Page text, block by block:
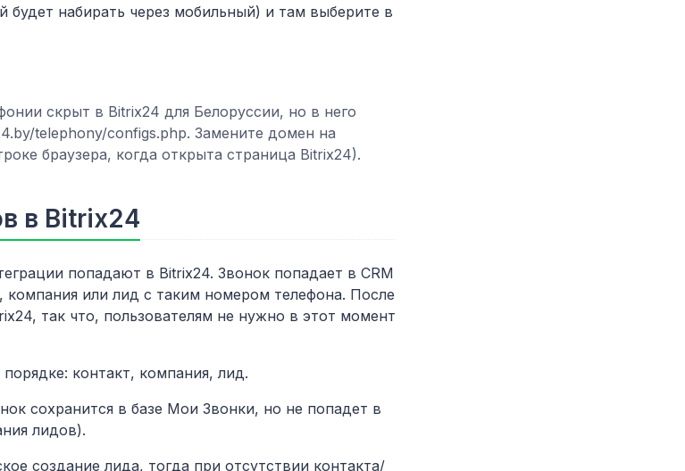
будет набирать через мобильный) и там выберите в
скрыт в Bitrix24 для Белоруссии, но в него
telephony/configs.php. Замените домен на
браузера, когда открыта страница Bitrix24).
в Bitrix24
попадают в Bitrix24. Звонок попадает в CRM
компания или лид с таким номером телефона. После
так что, пользователям не нужно в этот момент
контакт, компания, лид.
сохранится в базе Мои Звонки, но не попадет в
лидов).
создание лида, тогда при отсутствии контакта/